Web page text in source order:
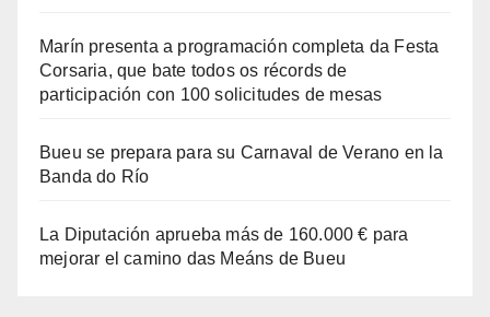
Marín presenta a programación completa da Festa
Corsaria, que bate todos os récords de
participación con 100 solicitudes de mesas
Bueu se prepara para su Carnaval de Verano en la
Banda do Río
La Diputación aprueba más de 160.000 € para
mejorar el camino das Meáns de Bueu